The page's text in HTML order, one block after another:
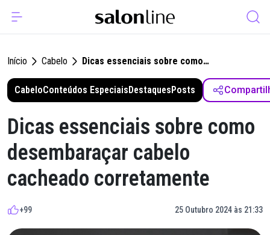
Início Cabelo
Dicas essenciais sobre como
desembaraçar cabelo cacheado
corretamente
CabeloConteúdos EspeciaisDestaquesPosts
Dicas essenciais sobre como
desembaraçar cabelo
cacheado corretamente
+99 25 Outubro 2024 às 21:33